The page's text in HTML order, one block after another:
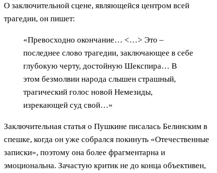
О заключительной сцене, являющейся центром всей
трагедии, он пишет:
«Превосходно окончание… <…> Это –
последнее слово трагедии, заключающее в себе
глубокую черту, достойную Шекспира… В
этом безмолвии народа слышен страшный,
трагический голос новой Немезиды,
изрекающей суд свой…»
Заключительная статья о Пушкине писалась Белинским в
спешке, когда он уже собрался покинуть «Отечественные
записки», поэтому она более фрагментарна и
эмоциональна. Зачастую критик не до конца объективен,